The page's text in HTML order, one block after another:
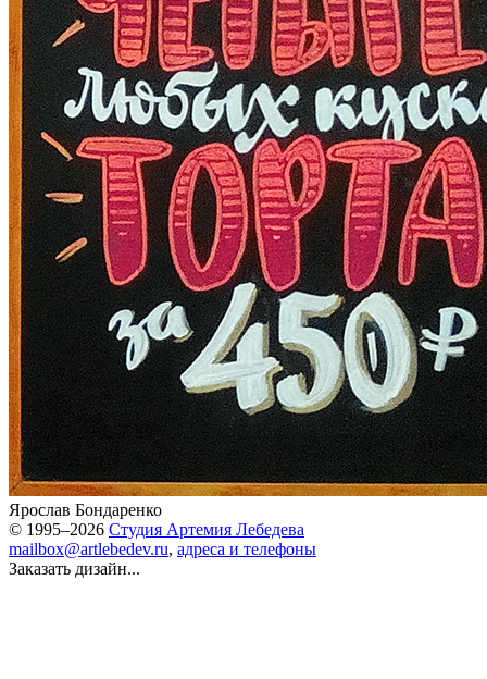
Ярослав Бондаренко
© 1995–2026 Студия Артемия Лебедева
mailbox@artlebedev.ru, адреса и телефоны
Заказать дизайн...